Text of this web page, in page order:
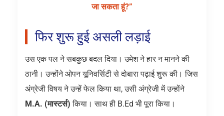
जा सकता हूं?”
फिर शुरू हुई असली लड़ाई
उस एक पल ने सबकुछ बदल दिया। उमेश ने हार न मानने की
ठानी। उन्होंने ओपन यूनिवर्सिटी से दोबारा पढ़ाई शुरू की। जिस
अंग्रेजी विषय ने उन्हें फेल किया था, उसी अंग्रेजी में उन्होंने
M.A. (मास्टर्स) किया। साथ ही B.Ed भी पूरा किया।